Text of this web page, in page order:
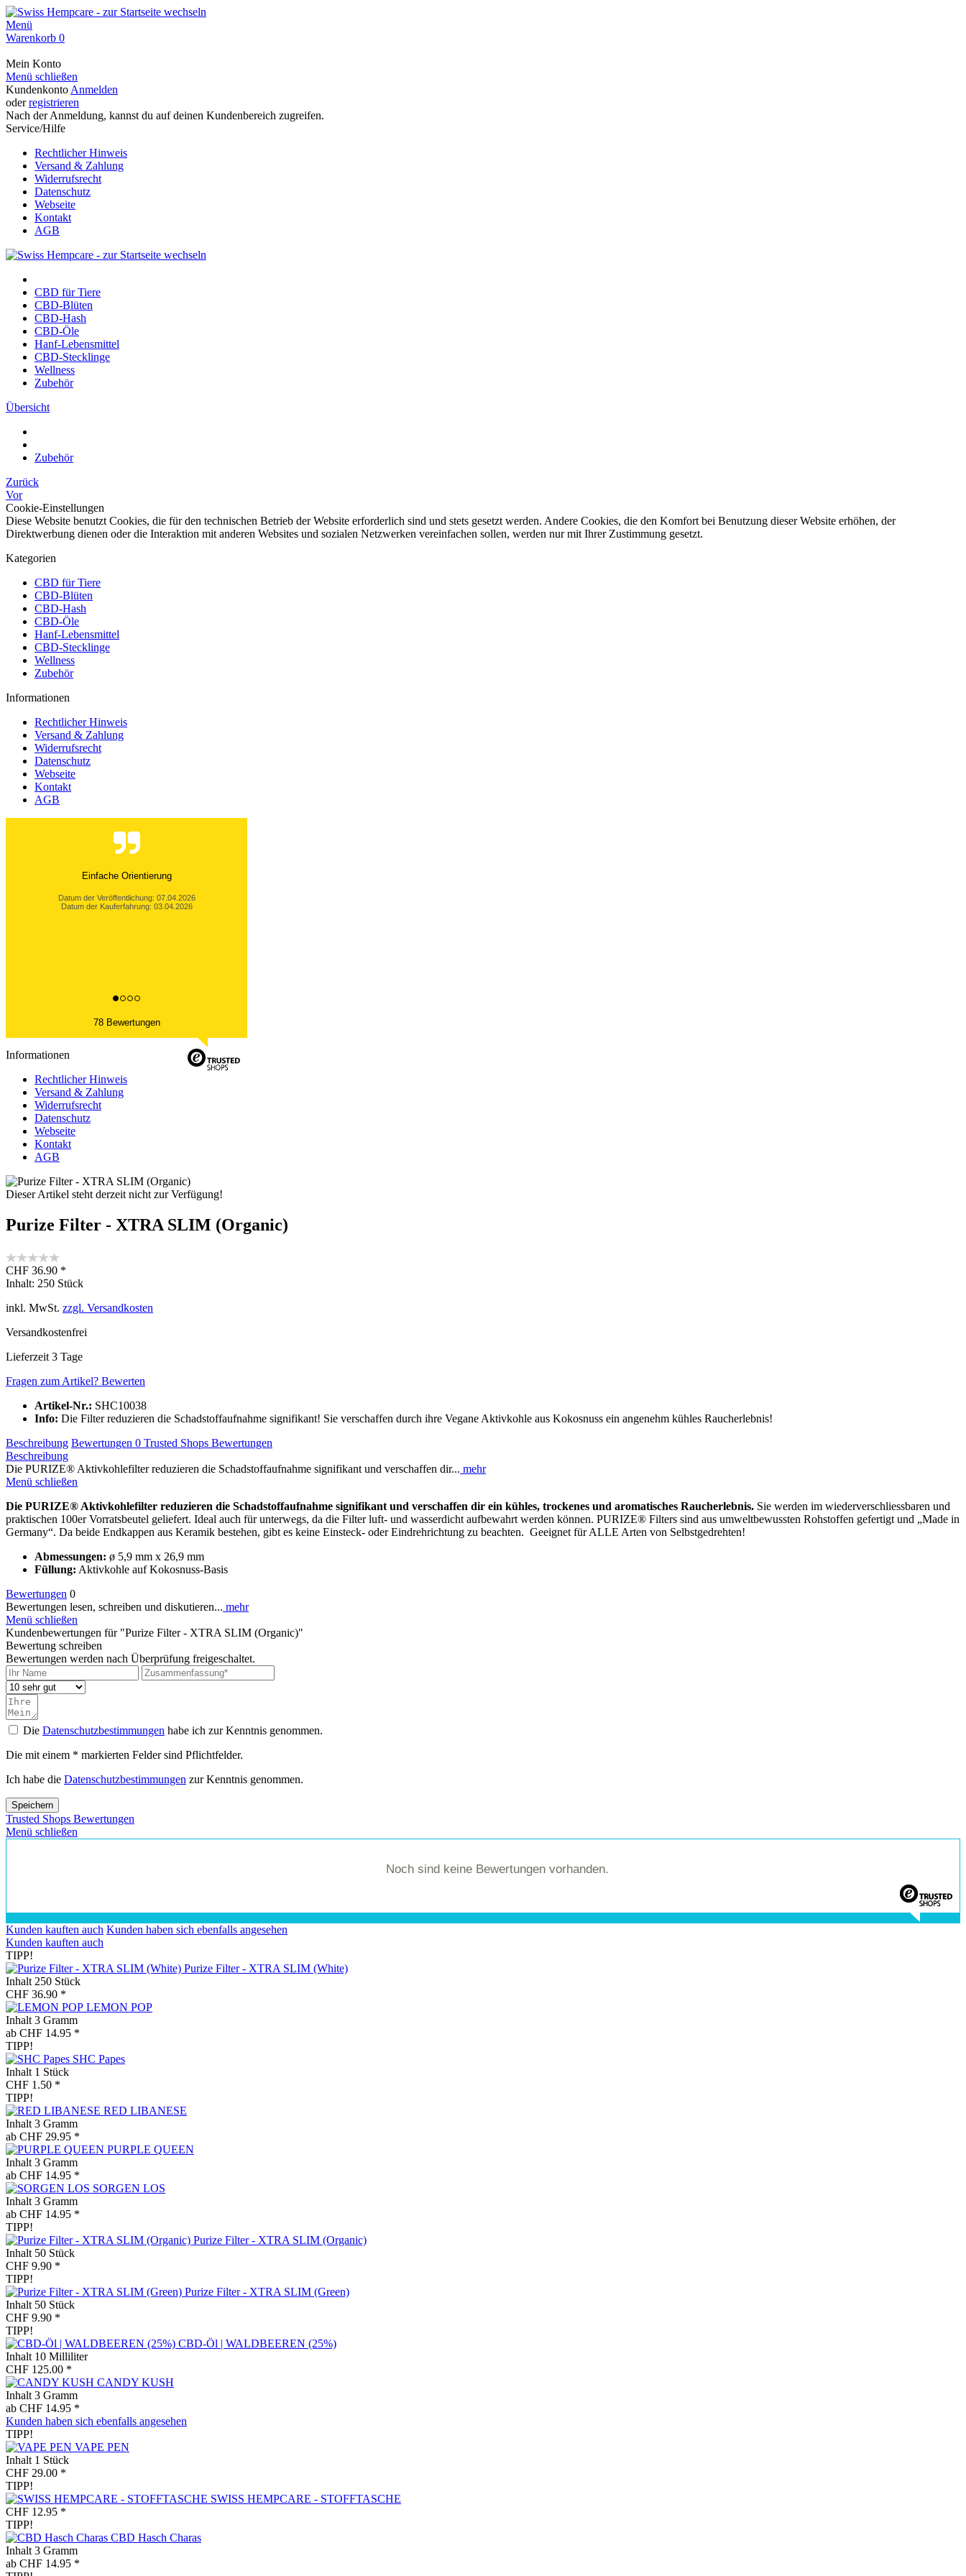
Menü
Warenkorb 0
Mein Konto
Menü schließen
Kundenkonto Anmelden
oderregistrieren
Nach der Anmeldung, kannst du auf deinen Kundenbereich zugreifen.
Service/Hilfe
Rechtlicher Hinweis
Versand & Zahlung
Widerrufsrecht
Datenschutz
Webseite
Kontakt
AGB
CBD für Tiere
CBD-Blüten
CBD-Hash
CBD-Öle
Hanf-Lebensmittel
CBD-Stecklinge
Wellness
Zubehör
Übersicht
Zubehör
Zurück
Vor
Cookie-Einstellungen
Diese Website benutzt Cookies, die für den technischen Betrieb der Website erforderlich sind und stets gesetzt werden. Andere Cookies, die den Komfort bei Benutzung dieser Website erhöhen, der
Direktwerbung dienen oder die Interaktion mit anderen Websites und sozialen Netzwerken vereinfachen sollen, werden nur mit Ihrer Zustimmung gesetzt.
Kategorien
CBD für Tiere
CBD-Blüten
CBD-Hash
CBD-Öle
Hanf-Lebensmittel
CBD-Stecklinge
Wellness
Zubehör
Informationen
Rechtlicher Hinweis
Versand & Zahlung
Widerrufsrecht
Datenschutz
Webseite
Kontakt
AGB
Prima Produkt. Feines Aroms. Verwende ich als
Datum der Veröffentlichung: 22.01.2026
78 Bewertungen
Informationen
Rechtlicher Hinweis
Versand & Zahlung
Widerrufsrecht
Datenschutz
Webseite
Kontakt
AGB
Dieser Artikel steht derzeit nicht zur Verfügung!
Purize Filter - XTRA SLIM (Organic)
CHF 36.90 *
Inhalt: 250 Stück
inkl. MwSt. zzgl. Versandkosten
Versandkostenfrei
Lieferzeit 3 Tage
Fragen zum Artikel? Bewerten
Artikel-Nr.: SHC10038
Info: Die Filter reduzieren die Schadstoffaufnahme signifikant! Sie verschaffen durch ihre Vegane Aktivkohle aus Kokosnuss ein angenehm kühles Raucherlebnis!
Beschreibung Bewertungen 0 Trusted Shops Bewertungen
Beschreibung
Die PURIZE® Aktivkohlefilter reduzieren die Schadstoffaufnahme signifikant und verschaffen dir... mehr
Menü schließen
Die PURIZE® Aktivkohlefilter reduzieren die Schadstoffaufnahme signifikant und verschaffen dir ein kühles, trockenes und aromatisches Raucherlebnis. Sie werden im wiederverschliessbaren und
praktischen 100er Vorratsbeutel geliefert. Ideal auch für unterwegs, da die Filter luft- und wasserdicht aufbewahrt werden können. PURIZE® Filters sind aus umweltbewussten Rohstoffen gefertigt und „Made in
Germany“. Da beide Endkappen aus Keramik bestehen, gibt es keine Einsteck- oder Eindrehrichtung zu beachten. Geeignet für ALLE Arten von Selbstgedrehten!
Abmessungen: ø 5,9 mm x 26,9 mm
Füllung: Aktivkohle auf Kokosnuss-Basis
Bewertungen 0
Bewertungen lesen, schreiben und diskutieren... mehr
Menü schließen
Kundenbewertungen für "Purize Filter - XTRA SLIM (Organic)"
Bewertung schreiben
Bewertungen werden nach Überprüfung freigeschaltet.
Die Datenschutzbestimmungen habe ich zur Kenntnis genommen.
Die mit einem * markierten Felder sind Pflichtfelder.
Ich habe die Datenschutzbestimmungen zur Kenntnis genommen.
Speichern
Trusted Shops Bewertungen
Menü schließen
Noch sind keine Bewertungen vorhanden.
Kunden kauften auch Kunden haben sich ebenfalls angesehen
Kunden kauften auch
TIPP!
Purize Filter - XTRA SLIM (White)
Inhalt 250 Stück
CHF 36.90 *
LEMON POP
Inhalt 3 Gramm
ab CHF 14.95 *
TIPP!
SHC Papes
Inhalt 1 Stück
CHF 1.50 *
TIPP!
RED LIBANESE
Inhalt 3 Gramm
ab CHF 29.95 *
PURPLE QUEEN
Inhalt 3 Gramm
ab CHF 14.95 *
SORGEN LOS
Inhalt 3 Gramm
ab CHF 14.95 *
TIPP!
Purize Filter - XTRA SLIM (Organic)
Inhalt 50 Stück
CHF 9.90 *
TIPP!
Purize Filter - XTRA SLIM (Green)
Inhalt 50 Stück
CHF 9.90 *
TIPP!
CBD-Öl | WALDBEEREN (25%)
Inhalt 10 Milliliter
CHF 125.00 *
CANDY KUSH
Inhalt 3 Gramm
ab CHF 14.95 *
Kunden haben sich ebenfalls angesehen
TIPP!
VAPE PEN
Inhalt 1 Stück
CHF 29.00 *
TIPP!
SWISS HEMPCARE - STOFFTASCHE
CHF 12.95 *
TIPP!
CBD Hasch Charas
Inhalt 3 Gramm
ab CHF 14.95 *